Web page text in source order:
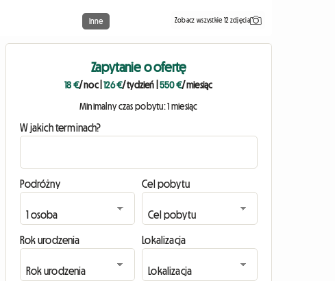
Inne Zobacz wszystkie 12 zdjęcia
Zapytanie o ofertę
18 €/ noc|126 €/ tydzień 550 €/ miesiąc
Minimalny czas pobytu: 1 miesiąc
W jakich terminach?
Podróżny Cel pobytu
Rok urodzenia Lokalizacja